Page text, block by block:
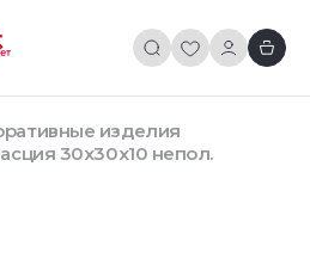
изделия
30x30x10 непол.